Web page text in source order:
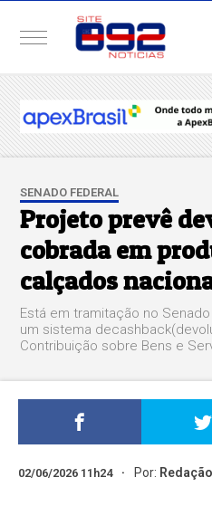
SENADO FEDERAL
Projeto prevê
cobrada em
calçados
Está em tramitação no
um sistema
Contribuição sobre Bens e
02/06/2026 11h24 Por: Redação